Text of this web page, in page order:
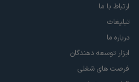
ارتباط با ما
تبلیغات
درباره ما
ابزار توسعه دهندگان
فرصت های شغلی